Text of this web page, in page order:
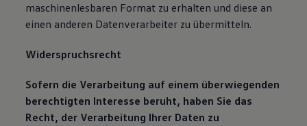
maschinenlesbaren Format zu erhalten und diese an
einen anderen Datenverarbeiter zu übermitteln.
Widerspruchsrecht
Sofern die Verarbeitung auf einem überwiegenden
berechtigten Interesse beruht, haben Sie das
Recht, der Verarbeitung Ihrer Daten zu